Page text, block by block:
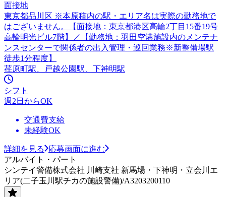
面接地
東京都品川区 ※本原稿内の駅・エリア名は実際の勤務地で
はございません。【面接地：東京都港区高輪2丁目15番19号
高輪明光ビル7階】／【勤務地：羽田空港施設内のメンテナ
ンスセンターで関係者の出入管理・巡回業務※新整備場駅
徒歩1分程度】
荏原町駅、戸越公園駅、下神明駅
シフト
週2日からOK
交通費支給
未経験OK
詳細を見る
応募画面に進む
アルバイト・パート
シンテイ警備株式会社 川崎支社 新馬場・下神明・立会川エ
リア(二子玉川駅チカの施設警備)/A3203200110